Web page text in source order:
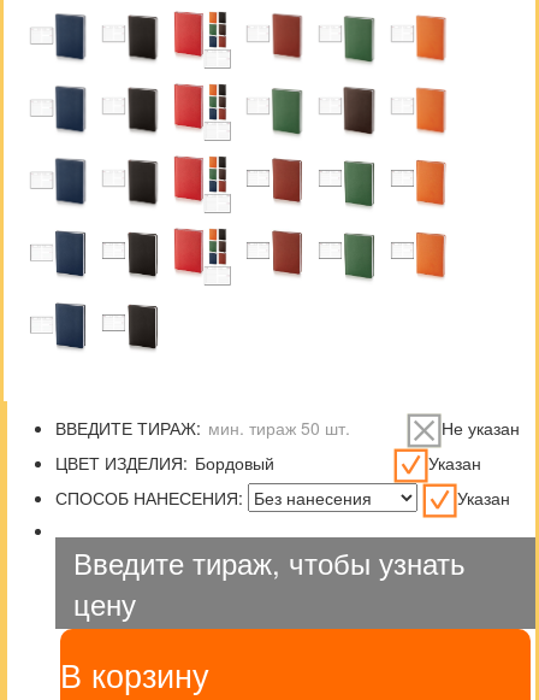
ВВЕДИТЕ ТИРАЖ:
Не указан
ЦВЕТ ИЗДЕЛИЯ:
Указан
СПОСОБ НАНЕСЕНИЯ:
Указан
Введите тираж, чтобы узнать
цену
В корзину